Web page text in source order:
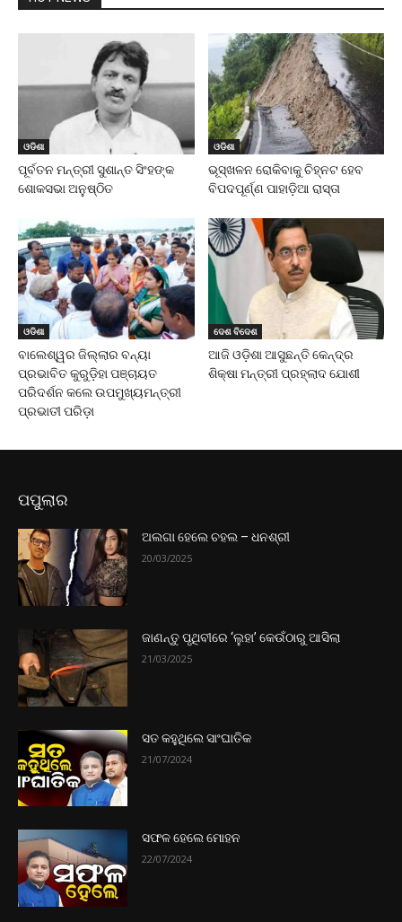
ଓଡିଶା
ପୂର୍ବତନ ମନ୍ତ୍ରୀ ସୁଶାନ୍ତ ସିଂହଙ୍କ
ଶୋକସଭା ଅନୁଷ୍ଠିତ
ଓଡିଶା
ଭୂସ୍ଖଳନ ରୋକିବାକୁ ଚିହ୍ନଟ ହେବ
ବିପଦପୂର୍ଣ୍ଣ ପାହାଡ଼ିଆ ରାସ୍ତା
ଓଡିଶା
ବାଲେଶ୍ୱର ଜିଲ୍ଲାର ବନ୍ୟା
ପ୍ରଭାବିତ କୁରୁଡ଼ିହା ପଞ୍ଚାୟତ
ପରିଦର୍ଶନ କଲେ ଉପମୁଖ୍ୟମନ୍ତ୍ରୀ
ପ୍ରଭାତୀ ପରିଡ଼ା
ଦେଶ ବିଦେଶ
ଆଜି ଓଡ଼ିଶା ଆସୁଛନ୍ତି କେନ୍ଦ୍ର
ଶିକ୍ଷା ମନ୍ତ୍ରୀ ପ୍ରହ୍ଲାଦ ଯୋଶୀ
ପପୁଲାର
ଅଲଗା ହେଲେ ଚହଲ – ଧନଶ୍ରୀ
20/03/2025
ଜାଣନ୍ତୁ ପୃଥିବୀରେ ‘ଲୁହା’ କେଉଁଠାରୁ ଆସିଲା
21/03/2025
ସତ କହୁଥିଲେ ସାଂଘାତିକ
21/07/2024
ସଫଳ ହେଲେ ମୋହନ
22/07/2024